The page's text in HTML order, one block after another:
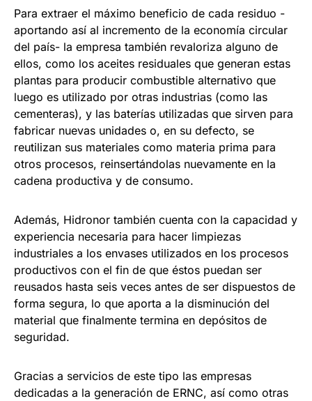
Para extraer el máximo beneficio de cada residuo -
aportando así al incremento de la economía circular
del país- la empresa también revaloriza alguno de
ellos, como los aceites residuales que generan estas
plantas para producir combustible alternativo que
luego es utilizado por otras industrias (como las
cementeras), y las baterías utilizadas que sirven para
fabricar nuevas unidades o, en su defecto, se
reutilizan sus materiales como materia prima para
otros procesos, reinsertándolas nuevamente en la
cadena productiva y de consumo.
Además, Hidronor también cuenta con la capacidad y
experiencia necesaria para hacer limpiezas
industriales a los envases utilizados en los procesos
productivos con el fin de que éstos puedan ser
reusados hasta seis veces antes de ser dispuestos de
forma segura, lo que aporta a la disminución del
material que finalmente termina en depósitos de
seguridad.
Gracias a servicios de este tipo las empresas
dedicadas a la generación de ERNC, así como otras